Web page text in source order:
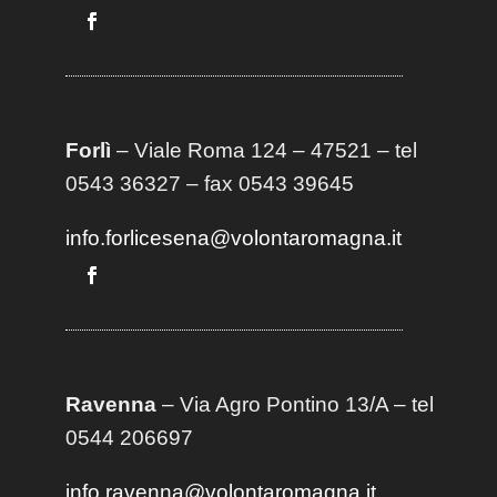
Forlì – Viale Roma 124 – 47521 – tel
0543 36327 – fax 0543 39645
info.forlicesena@volontaromagna.it
Ravenna– Via Agro Pontino 13/A– tel
0544 206697